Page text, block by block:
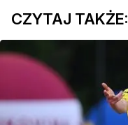
CZYTAJ TAKŻE: